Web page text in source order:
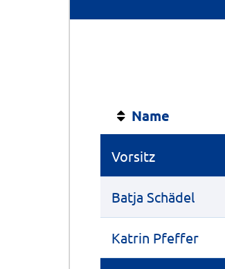
Name
Vorsitz
Batja Schädel
Katrin Pfeffer